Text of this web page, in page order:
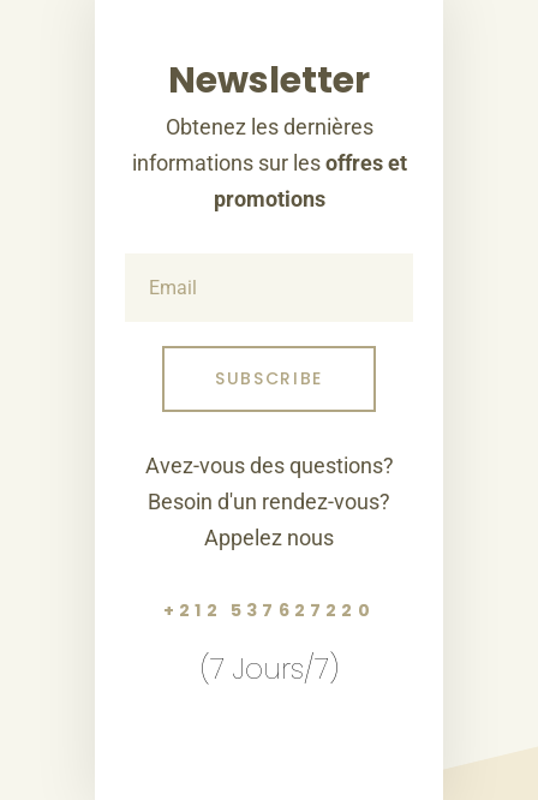
Newsletter
Obtenez les dernières
informations sur lesoffres et
promotions
Avez-vous des questions?
Besoin d'un rendez-vous?
Appelez nous
+212 537627220
(7 Jours/7)